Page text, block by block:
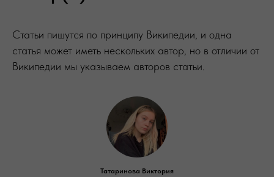
Статьи пишутся по принципу Википедии, и одна
статья может иметь нескольких автор, но в отличии от
Википедии мы указываем авторов статьи.
Татаринова Виктория